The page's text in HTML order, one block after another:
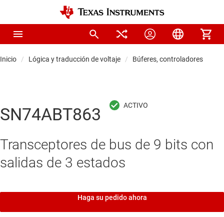
Inicio Lógica y traducción de voltaje Búferes, controladores y
SN74ABT863
Transceptores de bus de 9 bits con
salidas de 3 estados
Haga su pedido ahora